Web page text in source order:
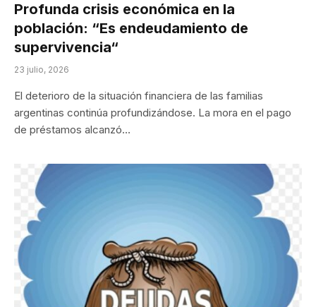
Profunda crisis económica en la
población: “Es endeudamiento de
supervivencia“
23 julio, 2026
El deterioro de la situación financiera de las familias
argentinas continúa profundizándose. La mora en el pago
de préstamos alcanzó…